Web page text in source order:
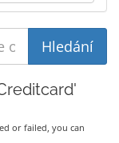
or failed, you can